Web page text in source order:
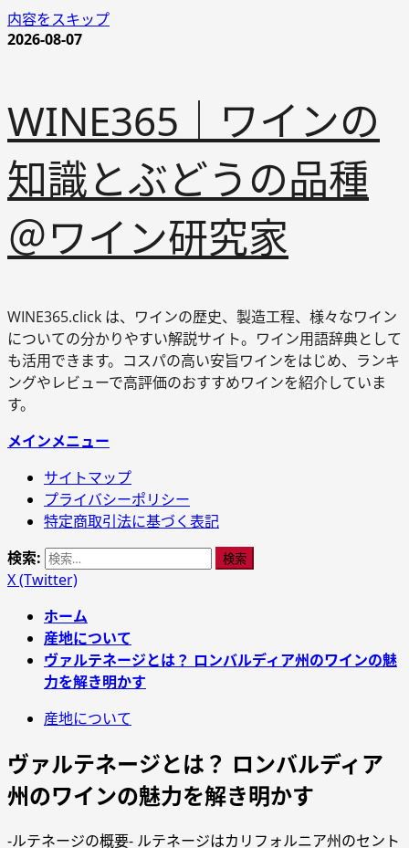
内容をスキップ
2026-08-07
WINE365｜ワインの
知識とぶどうの品種
＠ワイン研究家
WINE365.click は、ワインの歴史、製造工程、様々なワイン
についての分かりやすい解説サイト。ワイン用語辞典として
も活用できます。コスパの高い安旨ワインをはじめ、ランキ
ングやレビューで高評価のおすすめワインを紹介していま
す。
メインメニュー
サイトマップ
プライバシーポリシー
特定商取引法に基づく表記
検索:
X (Twitter)
ホーム
産地について
ヴァルテネージとは？ ロンバルディア州のワインの魅
力を解き明かす
産地について
ヴァルテネージとは？ ロンバルディア
州のワインの魅力を解き明かす
-ルテネージの概要- ルテネージはカリフォルニア州のセント